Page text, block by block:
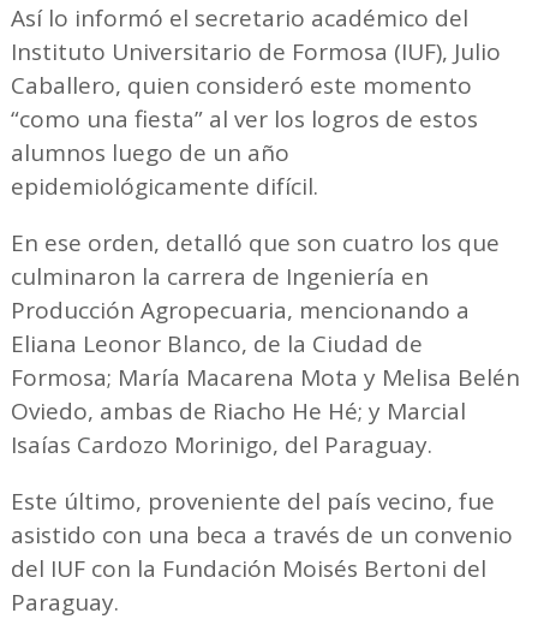
Así lo informó el secretario académico del
Instituto Universitario de Formosa (IUF), Julio
Caballero, quien consideró este momento
“como una fiesta” al ver los logros de estos
alumnos luego de un año
epidemiológicamente difícil.
En ese orden, detalló que son cuatro los que
culminaron la carrera de Ingeniería en
Producción Agropecuaria, mencionando a
Eliana Leonor Blanco, de la Ciudad de
Formosa; María Macarena Mota y Melisa Belén
Oviedo, ambas de Riacho He Hé; y Marcial
Isaías Cardozo Morinigo, del Paraguay.
Este último, proveniente del país vecino, fue
asistido con una beca a través de un convenio
del IUF con la Fundación Moisés Bertoni del
Paraguay.